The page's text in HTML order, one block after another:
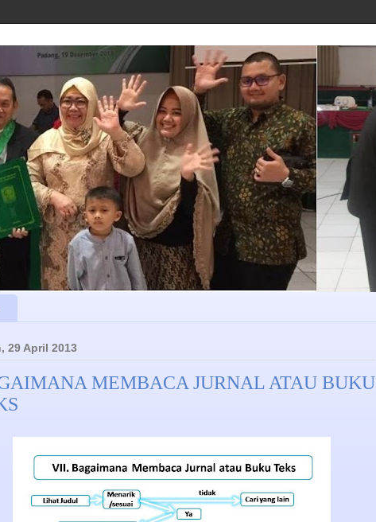
29 April 2013
MEMBACA JURNAL ATAU BUKU